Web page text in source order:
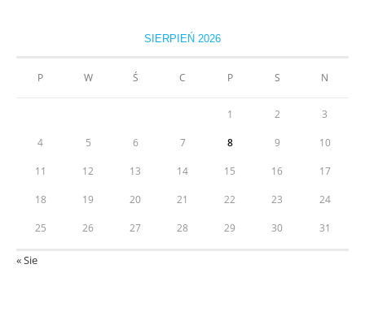
SIERPIEŃ 2026
P W Ś C P S N
1 2 3
4 5 6 7 8 9 10
11 12 13 14 15 16 17
18 19 20 21 22 23 24
25 26 27 28 29 30 31
« Sie